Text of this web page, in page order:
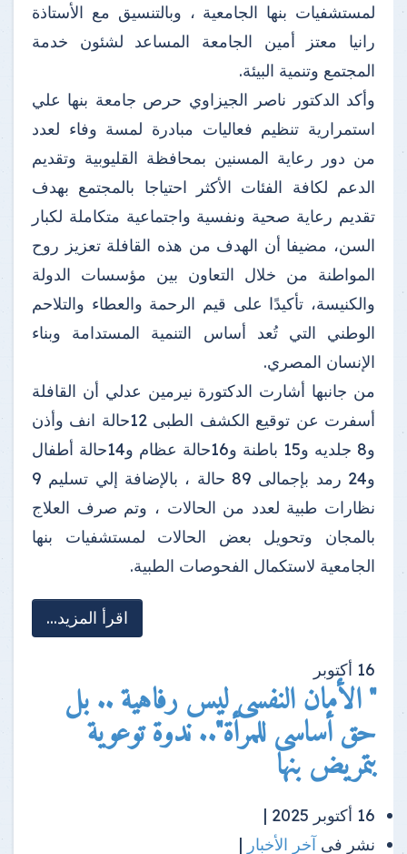
لمستشفيات بنها الجامعية ، وبالتنسيق مع الأستاذة
رانيا معتز أمين الجامعة المساعد لشئون خدمة
المجتمع وتنمية البيئة.
وأكد الدكتور ناصر الجيزاوي حرص جامعة بنها علي
استمرارية تنظيم فعاليات مبادرة لمسة وفاء لعدد
من دور رعاية المسنين بمحافظة القليوبية وتقديم
الدعم لكافة الفئات الأكثر احتياجا بالمجتمع بهدف
تقديم رعاية صحية ونفسية واجتماعية متكاملة لكبار
السن، مضيفا أن الهدف من هذه القافلة تعزيز روح
المواطنة من خلال التعاون بين مؤسسات الدولة
والكنيسة، تأكيدًا على قيم الرحمة والعطاء والتلاحم
الوطني التي تُعد أساس التنمية المستدامة وبناء
الإنسان المصري.
من جانبها أشارت الدكتورة نيرمين عدلي أن القافلة
أسفرت عن توقيع الكشف الطبى 12حالة انف وأذن
و8 جلديه و15 باطنة و16حالة عظام و14حالة أطفال
و24 رمد بإجمالى 89 حالة ، بالإضافة إلي تسليم 9
نظارات طبية لعدد من الحالات ، وتم صرف العلاج
بالمجان وتحويل بعض الحالات لمستشفيات بنها
الجامعية لاستكمال الفحوصات الطبية.
اقرأ المزيد...
16 أكتوبر
" الأمان النفسى ليس رفاهية .. بل
حق أساسى للمرأة".. ندوة توعوية
بتمريض بنها
16 أكتوبر 2025 |
نشر فى آخر الأخبار |